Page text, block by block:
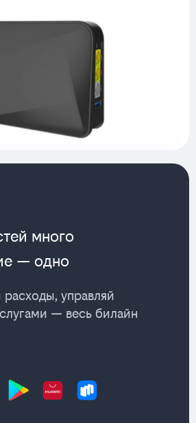
много
— одно
управляй
— весь билайн